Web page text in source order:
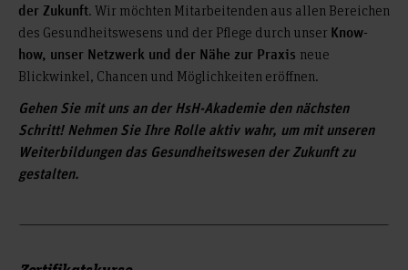
der Zukunft. Wir möchten Mitarbeitenden aus allen Bereichen
des Gesundheitswesens und der Pflege durch unser Know-
how, unser Netzwerk und der Nähe zur Praxis neue
Blickwinkel, Chancen und Möglichkeiten eröffnen.
Gehen Sie mit uns an der HsH-Akademie den nächsten
Schritt! Nehmen Sie Ihre Rolle aktiv wahr, um mit unseren
Weiterbildungen das Gesundheitswesen der Zukunft zu
gestalten.